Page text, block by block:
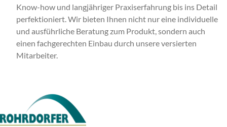
Know-how und langjähriger Praxiserfahrung bis ins Detail
perfektioniert. Wir bieten Ihnen nicht nur eine individuelle
und ausführliche Beratung zum Produkt, sondern auch
einen fachgerechten Einbau durch unsere versierten
Mitarbeiter.